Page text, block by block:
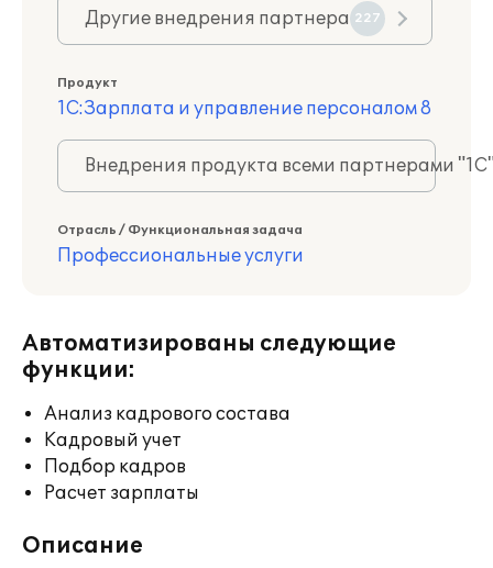
Другие внедрения партнера 227
Продукт
1С:Зарплата и управление персоналом 8
Внедрения продукта всеми партнерами
Отрасль / Функциональная задача
Профессиональные услуги
Автоматизированы следующие
функции:
Анализ кадрового состава
Кадровый учет
Подбор кадров
Расчет зарплаты
Описание